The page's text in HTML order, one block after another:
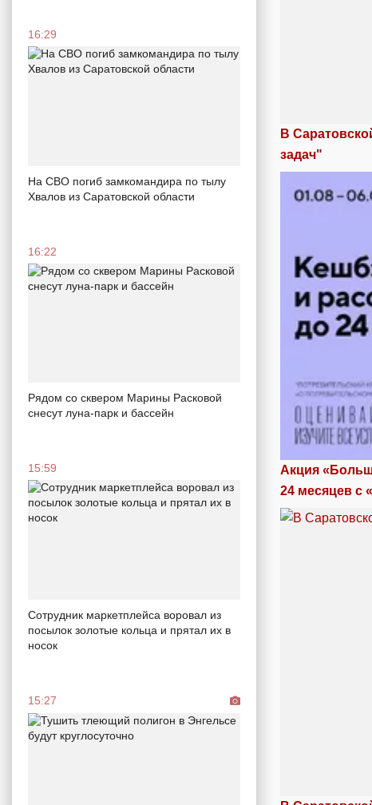
16:29
На СВО погиб замкомандира по тылу
Хвалов из Саратовской области
16:22
Рядом со сквером Марины Расковой
снесут луна-парк и бассейн
15:59
Сотрудник маркетплейса воровал из
посылок золотые кольца и прятал их в
носок
15:27
В
задач"
Акция
24 месяцев с